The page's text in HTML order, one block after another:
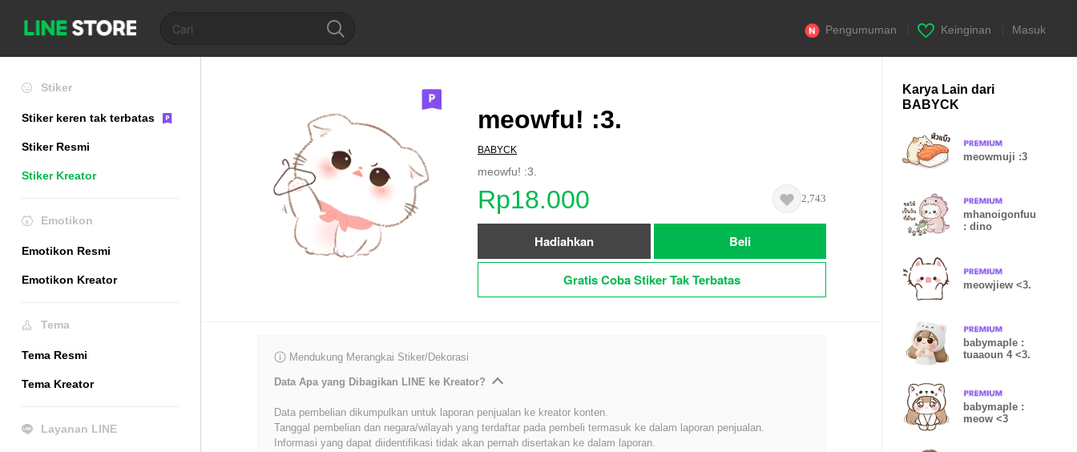
Pengumuman Keinginan Masuk
Stiker
Stiker keren tak terbatas
Stiker Resmi
Stiker Kreator
Emotikon
Emotikon Resmi
Emotikon Kreator
Tema
Tema Resmi
Tema Kreator
Layanan LINE
meowfu! :3.
BABYCK
meowfu! :3.
Rp18.000 2,743
Hadiahkan Beli
Gratis Coba Stiker Tak Terbatas
Mendukung Merangkai Stiker/Dekorasi
Data Apa yang Dibagikan LINE ke Kreator?
Data pembelian dikumpulkan untuk laporan penjualan ke kreator konten.
Tanggal pembelian dan negara/wilayah yang terdaftar pada pembeli termasuk ke dalam laporan penjualan.
Informasi yang dapat diidentifikasi tidak akan pernah disertakan ke dalam laporan.
Karya Lain dari
BABYCK
meowmuji :3
mhanoigonfuu
: dino
meowjiew <3.
babymaple :
tuaaoun 4 <3.
babymaple :
meow <3